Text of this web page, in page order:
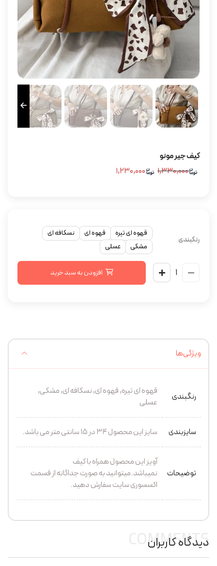
کیف جیر مونو
۱,۳۳۰,۰۰۰
رنگبندی
قهوه ای تیره قهوه ای
نسکافه ای
مشکی
عسلی
افزودن به سبد خرید
ویژگی‌ها
رنگبندی
قهوه ای تیره, قهوه ای, نسکافه ای, مشکی,
عسلی
سایزبندی سایز این محصول 34 در 15 سانتی متر می باشد.
توضیحات
آویز این محصول همراه با کیف
نمیباشد.میتوانید به صورت جداگانه از قسمت
اکسسوری سایت سفارش دهید.
دیدگاه کاربران
COMMENTS